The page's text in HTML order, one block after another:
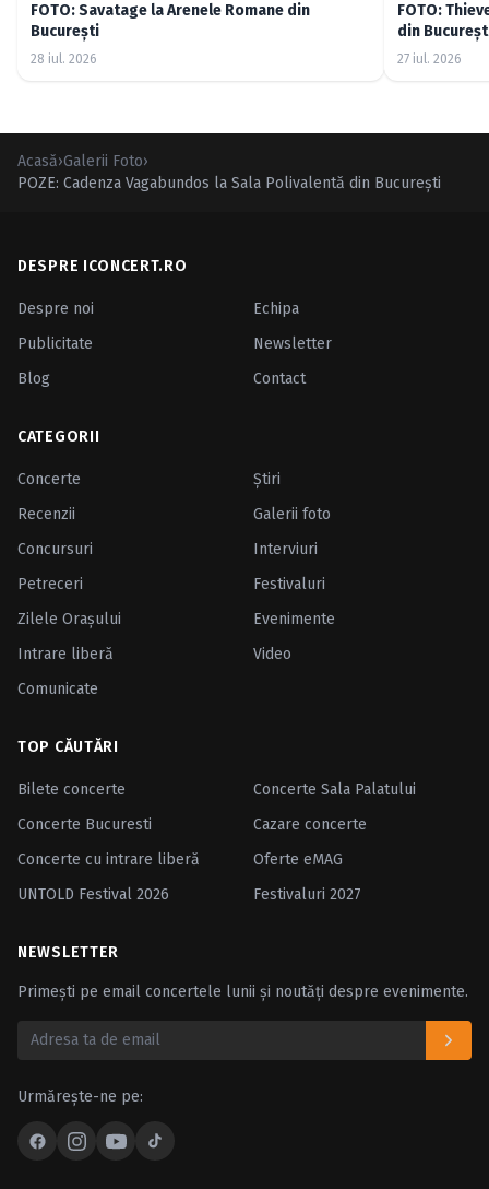
FOTO: Savatage la Arenele Romane din
București
28 iul. 2026
FOTO:
din
27 iul. 2026
Acasă›Galerii Foto›
POZE: Cadenza Vagabundos la Sala Polivalentă din Bucureşti
DESPRE ICONCERT.RO
Despre noi
Echipa
Publicitate
Newsletter
Blog
Contact
CATEGORII
Concerte
Ştiri
Recenzii
Galerii foto
Concursuri
Interviuri
Petreceri
Festivaluri
Zilele Oraşului
Evenimente
Intrare liberă
Video
Comunicate
TOP CĂUTĂRI
Bilete concerte
Concerte Sala Palatului
Concerte Bucuresti
Cazare concerte
Concerte cu intrare liberă
Oferte eMAG
UNTOLD Festival 2026
Festivaluri 2027
NEWSLETTER
Primești pe email concertele lunii și noutăți despre evenimente.
Urmărește-ne pe: